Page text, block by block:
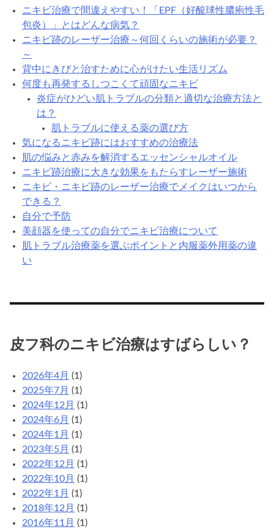
ニキビ治療で間違えやすい！「EPF（好酸球性膿疱性毛
包炎）」とはどんな病気？
ニキビ跡のレーザー治療～何回くらいの施術が必要？
～
背中にきびと治すために心がけたい生活リズム
何度も再発するしつこくて頑固なニキビ
炎症がひどい肌トラブルの分類と適切な治療方法と
は？
肌トラブルに使える薬の選び方
気になるニキビ跡にはおすすめの治療法
肌の悩みと赤みを解消するエッセンシャルオイル
ニキビ跡治療に大きな効果をもたらすレーザー施術
ニキビ・ニキビ跡のレーザー治療でメイクはいつから
できる？
自分で予防
美顔器を使っての自分でニキビ治療について
肌トラブル治療薬を選ぶポイントと内服薬外用薬の違
い
皮フ科のニキビ治療はすばらしい？
2026年4月 (1)
2025年7月 (1)
2024年12月 (1)
2024年6月 (1)
2024年1月 (1)
2023年5月 (1)
2022年12月 (1)
2022年10月 (1)
2022年1月 (1)
2018年12月 (1)
2016年11月 (1)